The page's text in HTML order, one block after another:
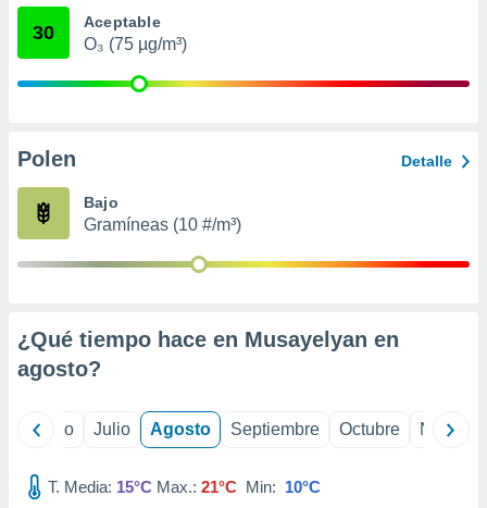
e
de
30 Aceptable
O₃ (75 µg/m³)
Polen Detalle
Bajo
Gramíneas (10 #/m³)
¿Qué tiempo hace en Musayelyan en
agosto?
Junio Julio Agosto Septiembre Octubre
T. Media: 15°C Max.: 21°C Min: 10°C